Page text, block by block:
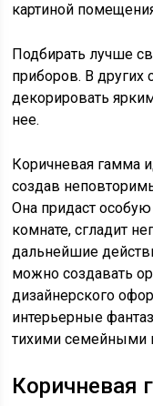
картиной
Подбирать лучше
приборов. В других
декорировать
нее.
Коричневая гамма
создав
Она придаст
комнате, сгладит
дальнейшие
можно создавать
дизайнерского
интерьерные
тихими семейными
Коричневая